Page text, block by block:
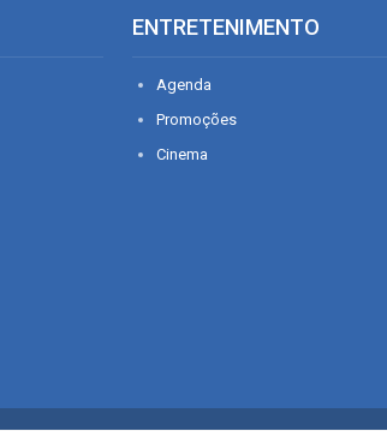
ENTRETENIMENTO
Agenda
Promoções
Cinema